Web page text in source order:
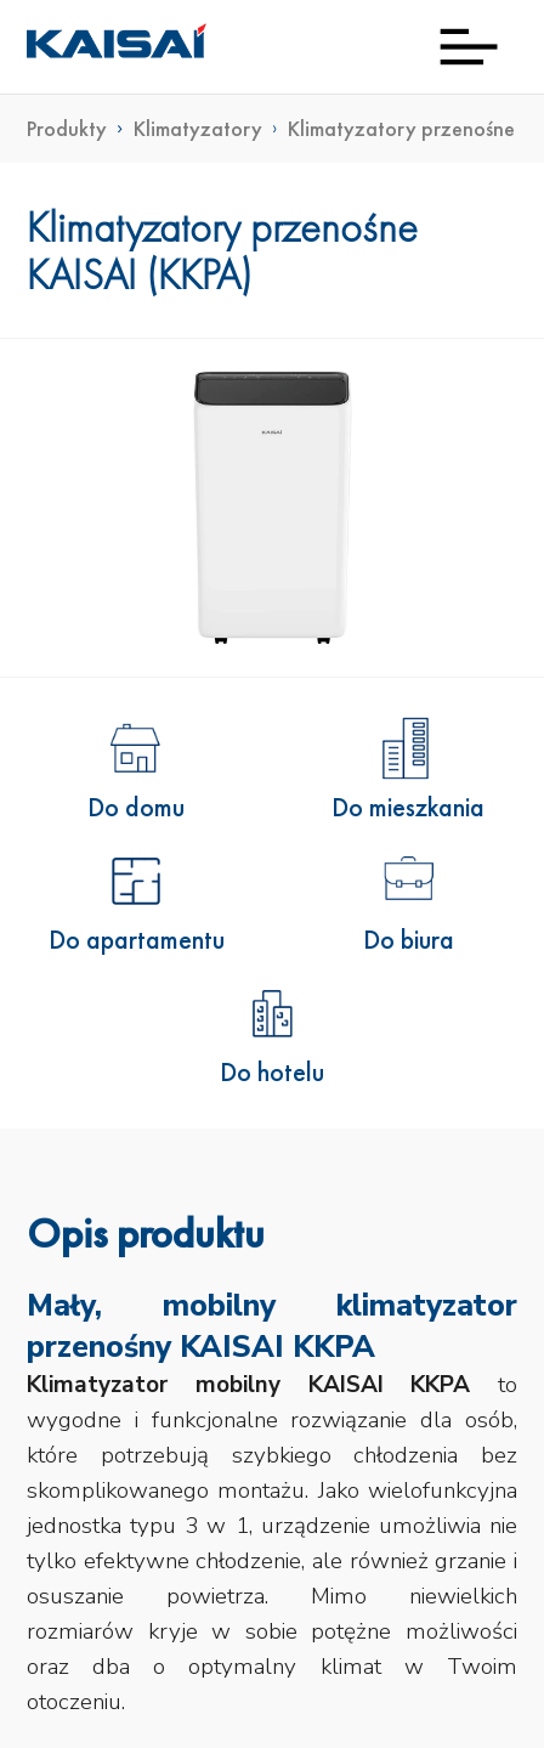
O
Produkty Klimatyzatory Klimatyzatory przenośne
Klimatyzatory przenośne
KAISAI (KKPA)
Do domu Do mieszkania
Do apartamentu Do biura
Do hotelu
Opis produktu
Mały, mobilny klimatyzator
przenośny KAISAI KKPA
Klimatyzator mobilny KAISAI KKPA to
wygodne i funkcjonalne rozwiązanie dla osób,
które potrzebują szybkiego chłodzenia bez
skomplikowanego montażu. Jako wielofunkcyjna
jednostka typu 3 w 1, urządzenie umożliwia nie
tylko efektywne chłodzenie, ale również grzanie i
osuszanie powietrza. Mimo niewielkich
rozmiarów kryje w sobie potężne możliwości
oraz dba o optymalny klimat w Twoim
otoczeniu.